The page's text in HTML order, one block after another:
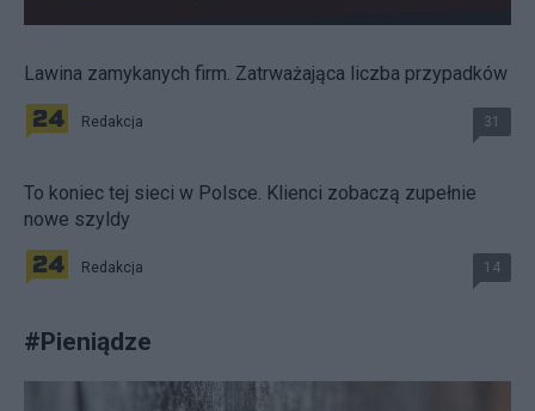
Lawina zamykanych firm. Zatrważająca liczba przypadków
Redakcja 31
To koniec tej sieci w Polsce. Klienci zobaczą zupełnie
nowe szyldy
Redakcja 14
#Pieniądze